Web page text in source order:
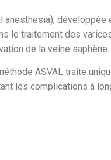
anesthesia), développée
le traitement des
de la veine saphène.
ASVAL traite
les complications à